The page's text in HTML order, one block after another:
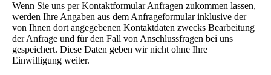
Wenn Sie uns per Kontaktformular Anfragen zukommen lassen,
werden Ihre Angaben aus dem Anfrageformular inklusive der
von Ihnen dort angegebenen Kontaktdaten zwecks Bearbeitung
der Anfrage und für den Fall von Anschlussfragen bei uns
gespeichert. Diese Daten geben wir nicht ohne Ihre
Einwilligung weiter.